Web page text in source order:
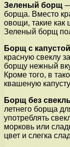
Зеленый борщ
борща. Вместо
овощи, такие как
Зеленый борщ
Борщ с капустой
красную свеклу
борщу нежный
Кроме того, в
квашеную
Борщ без
летнего борща
употреблять
морковь или
цвет и слегка